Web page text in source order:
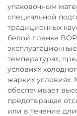
упаковочным
специальной
традиционных
белой пленке
температурах,
условиях
жарких условиях.
обеспечивает
предотвращая
или в течение